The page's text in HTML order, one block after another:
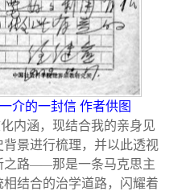
介的一封信 作者供图
内涵，现结合我的亲身见
景进行梳理，并以此透视
之路——那是一条马克思主
结合的治学道路，闪耀着